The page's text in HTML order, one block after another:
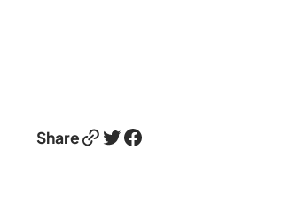
ShareLink Twitter Facebook